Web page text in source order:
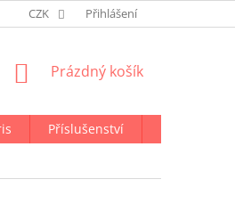
ÚDAJŮ NAPIŠTE NÁM
CZK Přihlášení
NÁKUPNÍ
Prázdný košík
Příslušenství